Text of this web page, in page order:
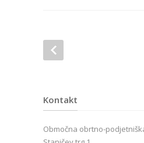
Kontakt
Območna obrtno-